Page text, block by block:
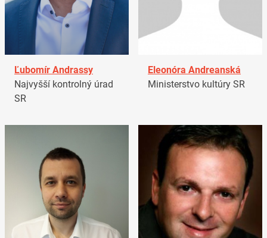
Ľubomír Andrassy
Najvyšší kontrolný úrad
SR
Eleonóra Andreanská
Ministerstvo kultúry SR